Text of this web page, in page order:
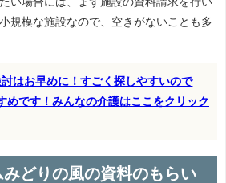
規模な施設なので、空きがないことも多
討はお早めに！すごく探しやすいので
めです！みんなの介護はここをクリック
どりの風の資料のもらい